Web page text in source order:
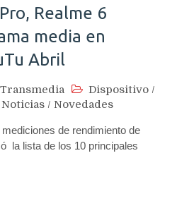
Realme 6
media en
Abril
Transmedia Dispositivo /
Noticias / Novedades
de rendimiento de
la lista de los 10 principales